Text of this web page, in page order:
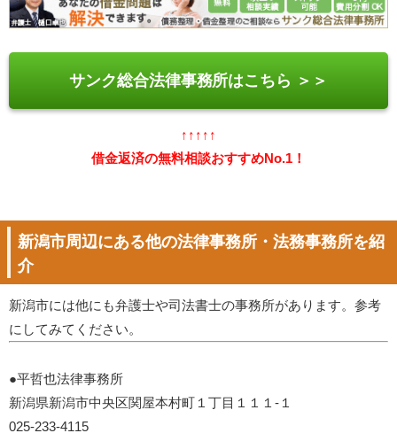
サンク総合法律事務所はこちら ＞＞
↑↑↑↑↑
借金返済の無料相談おすすめNo.1！
新潟市周辺にある他の法律事務所・法務事務所を紹
介
新潟市には他にも弁護士や司法書士の事務所があります。参考
にしてみてください。
●平哲也法律事務所
新潟県新潟市中央区関屋本村町１丁目１１１-１
025-233-4115